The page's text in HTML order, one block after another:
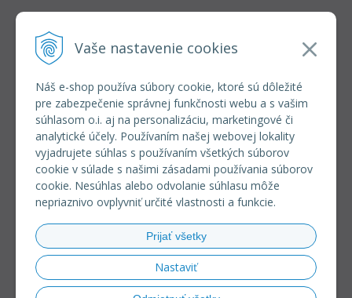
Vaše nastavenie cookies
Náš e-shop používa súbory cookie, ktoré sú dôležité
pre zabezpečenie správnej funkčnosti webu a s vašim
súhlasom o.i. aj na personalizáciu, marketingové či
analytické účely. Používaním našej webovej lokality
vyjadrujete súhlas s používaním všetkých súborov
cookie v súlade s našimi zásadami používania súborov
cookie. Nesúhlas alebo odvolanie súhlasu môže
nepriaznivo ovplyvniť určité vlastnosti a funkcie.
Prijať všetky
Nastaviť
INFOLINKA
+421 37 6586 731
VŠETKO O NÁKUPE
REGISTRÁCIA VEĽKOOBCHOD
Formulár na odsúpenie od zmluvy
Doprava a platba
Všeobecné obchodné podmienky
Reklamačný poriadok
Používanie súborov cookies
Riešenie sporov online (RSO)